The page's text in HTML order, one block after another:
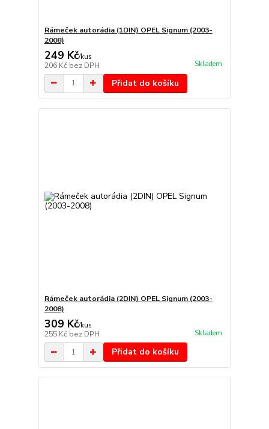
Rámeček autorádia (1DIN) OPEL Signum (2003-
2008)
249 Kč/kus
206 Kč bez DPH Skladem
Přidat do košíku
Rámeček autorádia (2DIN) OPEL Signum (2003-
2008)
309 Kč/kus
255 Kč bez DPH Skladem
Přidat do košíku